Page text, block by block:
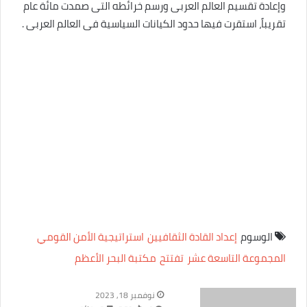
وإعادة تقسيم العالم العربى ورسم خرائطه التى صمدت مائة عام
تقريباً، استقرت فيها حدود الكيانات السياسية فى العالم العربى .
الوسوم إعداد القادة الثقافيين استراتيجية الأمن القومي
المجموعة التاسعة عشر تفتتح مكتبة البحر الأعظم
نوفمبر 18, 2023